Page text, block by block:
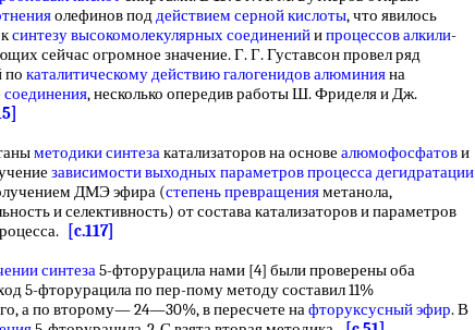
олефинов поддействием серной кислоты, что явилось
синтезу высокомолекулярных соединенийипроцессов алкили-
сейчас огромное значение. Г. Г. Густавсон провел ряд
по каталитическому действиюгалогенидов алюминияна
соединения, несколько опередив работы Ш. Фриделя и Дж.
методики синтезакатализаторов на основе алюмофосфатови
зависимости выходных параметровпроцесса дегидратации
ДМЭ эфира (степень превращенияметанола,
и селективность) от состава катализаторов и параметров
[c.117]
синтеза5-фторурацила нами [4] были проверены оба
5-фторурацила по пер-пому методу составил 11%
а по второму— 24—30%, в пересчете нафторуксусный эфир. В